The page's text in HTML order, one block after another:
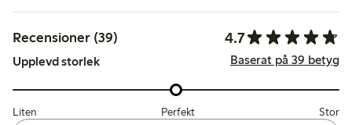
Recensioner (39) 4.7
Upplevd storlek Baserat på 39 betyg
Liten Perfekt Stor